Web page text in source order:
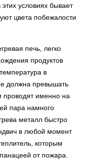
условиях бывает
цвета побежалости
печь, легко
продуктов
в
должна превышать
проводят именно на
пара намного
металл быстро
в любой момент
которым
от пожара.